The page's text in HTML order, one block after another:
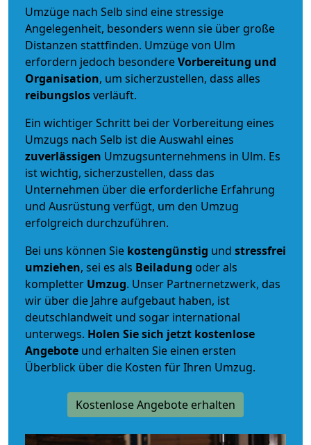
Umzüge nach Selb sind eine stressige
Angelegenheit, besonders wenn sie über große
Distanzen stattfinden. Umzüge von Ulm
erfordern jedoch besondereVorbereitung und
Organisation, um sicherzustellen, dass alles
reibungslosverläuft.
Ein wichtiger Schritt bei der Vorbereitung eines
Umzugs nach Selb ist die Auswahl eines
zuverlässigen Umzugsunternehmens in Ulm. Es
ist wichtig, sicherzustellen, dass das
Unternehmen über die erforderliche Erfahrung
und Ausrüstung verfügt, um den Umzug
erfolgreich durchzuführen.
Bei uns können Sie kostengünstig und stressfrei
umziehen, sei es als Beiladung oder als
kompletter Umzug. Unser Partnernetzwerk, das
wir über die Jahre aufgebaut haben, ist
deutschlandweit und sogar international
unterwegs. Holen Sie sich jetzt kostenlose
Angebote und erhalten Sie einen ersten
Überblick über die Kosten für Ihren Umzug.
Kostenlose Angebote erhalten